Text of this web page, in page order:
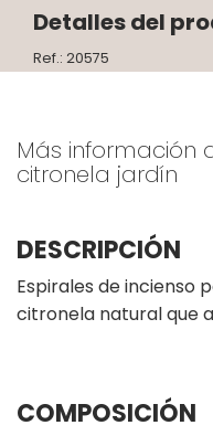
Detalles del
Ref.: 20575
Más información
citronela jardín
DESCRIPCIÓN
Espirales de incienso
citronela natural que
COMPOSICIÓN